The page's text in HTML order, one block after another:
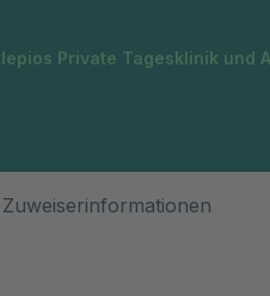
Private Tagesklinik und
Zuweiserinformationen